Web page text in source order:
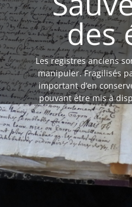
des
Les registres anciens
manipuler. Fragilisés
important d’en
pouvant être mis à